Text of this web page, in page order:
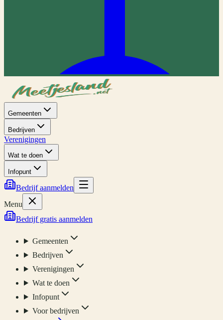
Gemeenten
Bedrijven
Verenigingen
Wat te doen
Infopunt
Bedrijf aanmelden
Menu
Bedrijf gratis aanmelden
Gemeenten
Bedrijven
Verenigingen
Wat te doen
Infopunt
Voor bedrijven